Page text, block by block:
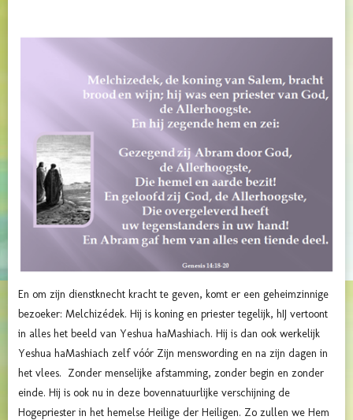
En om zijn dienstknecht kracht te geven, komt er een geheimzinnige
bezoeker: Melchizédek. Hij is koning en priester tegelijk, hIJ vertoont
in alles het beeld van Yeshua haMashiach. Hij is dan ook werkelijk
Yeshua haMashiach zelf vóór Zijn menswording en na zijn dagen in
het vlees. Zonder menselijke afstamming, zonder begin en zonder
einde. Hij is ook nu in deze bovennatuurlijke verschijning de
Hogepriester in het hemelse Heilige der Heiligen. Zo zullen we Hem